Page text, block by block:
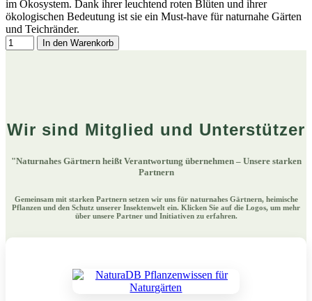
im Ökosystem. Dank ihrer leuchtend roten Blüten und ihrer
ökologischen Bedeutung ist sie ein Must-have für naturnahe Gärten
und Teichränder.
In den Warenkorb
Wir sind Mitglied und Unterstützer
"Naturnahes Gärtnern heißt Verantwortung übernehmen – Unsere starken
Partnern
Gemeinsam mit starken Partnern setzen wir uns für naturnahes Gärtnern, heimische
Pflanzen und den Schutz unserer Insektenwelt ein. Klicken Sie auf die Logos, um mehr
über unsere Partner und Initiativen zu erfahren.